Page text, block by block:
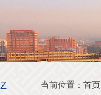
当前位置： 首页
Z